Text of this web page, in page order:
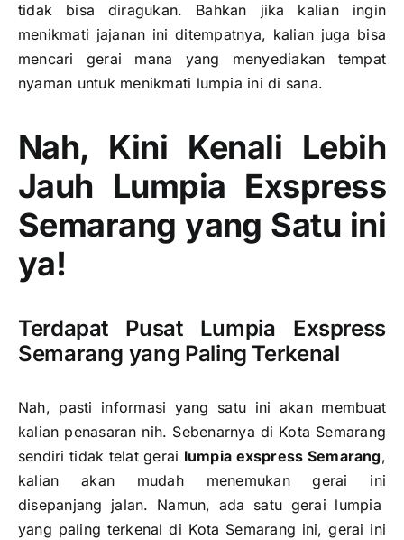
tidak bisa diragukan. Bahkan jika kalian ingin
menikmati jajanan ini ditempatnya, kalian juga bisa
mencari gerai mana yang menyediakan tempat
nyaman untuk menikmati lumpia ini di sana.
Nah, Kini Kenali Lebih
Jauh Lumpia Exspress
Semarang yang Satu ini
ya!
Terdapat Pusat Lumpia Exspress
Semarang yang Paling Terkenal
Nah, pasti informasi yang satu ini akan membuat
kalian penasaran nih. Sebenarnya di Kota Semarang
sendiri tidak telat gerai lumpia exspress Semarang,
kalian akan mudah menemukan gerai ini
disepanjang jalan. Namun, ada satu gerai lumpia
yang paling terkenal di Kota Semarang ini, gerai ini